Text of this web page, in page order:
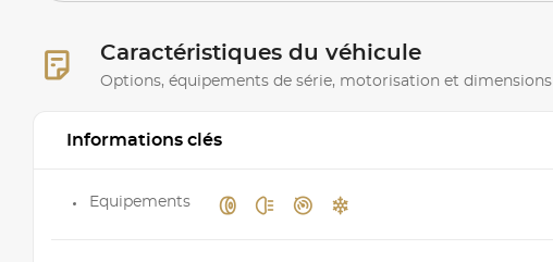
Caractéristiques du véhicule
Options, équipements de série, motorisation et dimensions
Informations clés
Equipements